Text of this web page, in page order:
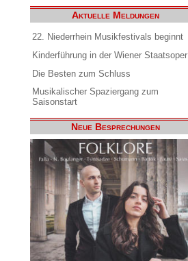
Aktuelle Meldungen
22. Niederrhein Musikfestivals beginnt
Kinderführung in der Wiener Staatsoper
Die Besten zum Schluss
Musikalischer Spaziergang zum
Saisonstart
Neue Besprechungen